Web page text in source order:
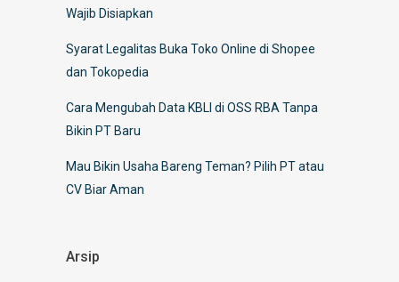
Wajib Disiapkan
Syarat Legalitas Buka Toko Online di Shopee
dan Tokopedia
Cara Mengubah Data KBLI di OSS RBA Tanpa
Bikin PT Baru
Mau Bikin Usaha Bareng Teman? Pilih PT atau
CV Biar Aman
Arsip